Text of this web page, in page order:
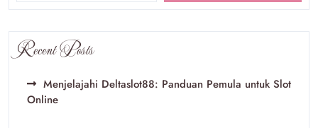
Recent Posts
Menjelajahi Deltaslot88: Panduan Pemula untuk Slot
Online